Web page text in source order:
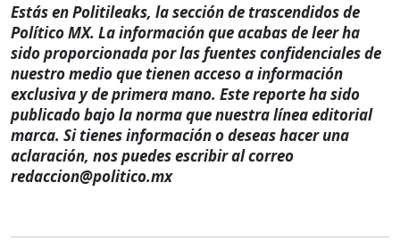
Estás en Politileaks, la sección de trascendidos de
Político MX. La información que acabas de leer ha
sido proporcionada por las fuentes confidenciales de
nuestro medio que tienen acceso a información
exclusiva y de primera mano. Este reporte ha sido
publicado bajo la norma que nuestra línea editorial
marca. Si tienes información o deseas hacer una
aclaración, nos puedes escribir al correo
redaccion@politico.mx